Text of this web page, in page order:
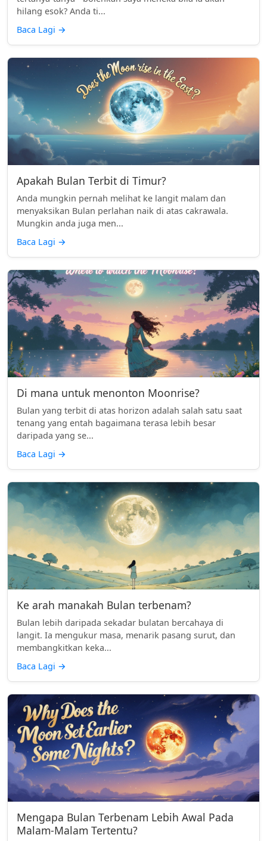
hilang esok? Anda ti...
Baca Lagi →
Apakah Bulan Terbit di Timur?
Anda mungkin pernah melihat ke langit malam dan
menyaksikan Bulan perlahan naik di atas cakrawala.
Mungkin anda juga men...
Baca Lagi →
Di mana untuk menonton Moonrise?
Bulan yang terbit di atas horizon adalah salah satu saat
tenang yang entah bagaimana terasa lebih besar
daripada yang se...
Baca Lagi →
Ke arah manakah Bulan terbenam?
Bulan lebih daripada sekadar bulatan bercahaya di
langit. Ia mengukur masa, menarik pasang surut, dan
membangkitkan keka...
Baca Lagi →
Mengapa Bulan Terbenam Lebih Awal Pada
Malam-Malam Tertentu?